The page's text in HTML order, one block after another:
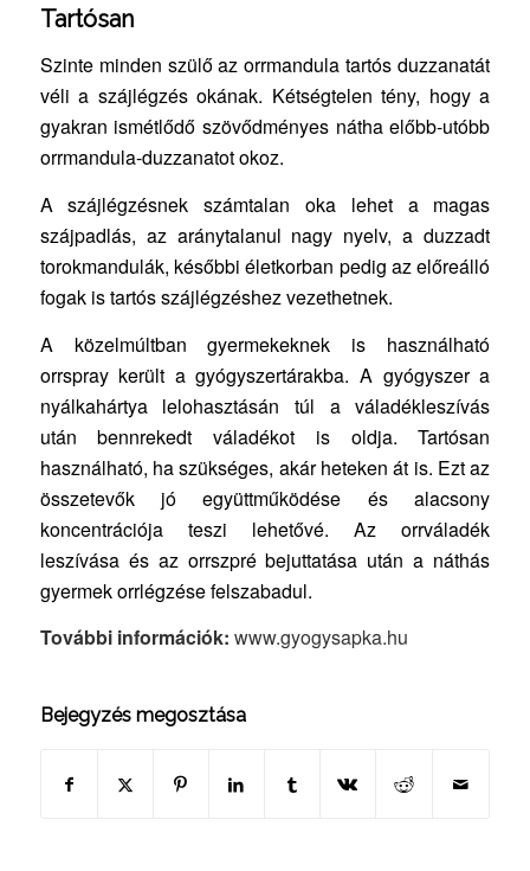
Tartósan
Szinte minden szülő az orrmandula tartós duzzanatát
véli a szájlégzés okának. Kétségtelen tény, hogy a
gyakran ismétlődő szövődményes nátha előbb-utóbb
orrmandula-duzzanatot okoz.
A szájlégzésnek számtalan oka lehet a magas
szájpadlás, az aránytalanul nagy nyelv, a duzzadt
torokmandulák, későbbi életkorban pedig az előreálló
fogak is tartós szájlégzéshez vezethetnek.
A közelmúltban gyermekeknek is használható
orrspray került a gyógyszertárakba. A gyógyszer a
nyálkahártya lelohasztásán túl a váladékleszívás
után bennrekedt váladékot is oldja. Tartósan
használható, ha szükséges, akár heteken át is. Ezt az
összetevők jó együttműködése és alacsony
koncentrációja teszi lehetővé. Az orrváladék
leszívása és az orrszpré bejuttatása után a náthás
gyermek orrlégzése felszabadul.
További információk: www.gyogysapka.hu
Bejegyzés megosztása